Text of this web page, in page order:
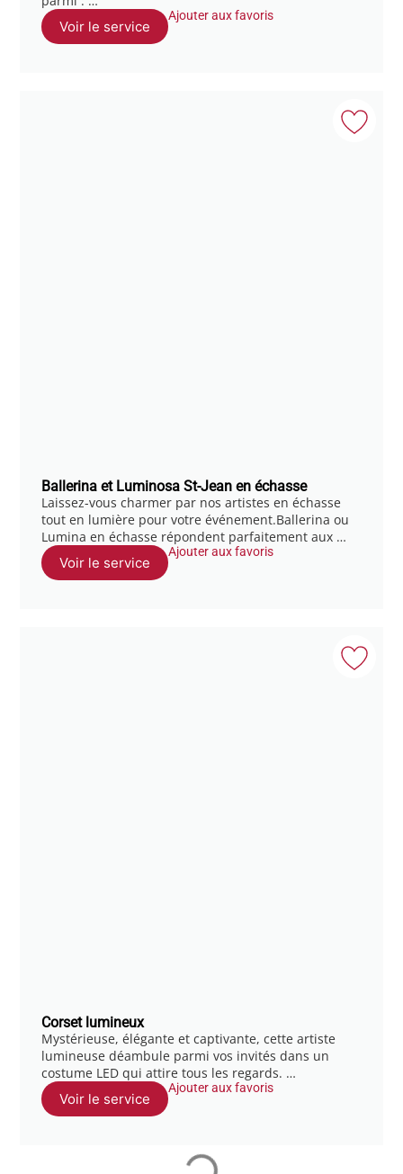
Voir le service
Ajouter aux favoris
Ballerina et Luminosa St-Jean en échasse
Laissez-vous charmer par nos artistes en échasse
tout en lumière pour votre événement.Ballerina ou
Lumina en échasse répondent parfaitement aux …
Voir le service
Ajouter aux favoris
Corset lumineux
Mystérieuse, élégante et captivante, cette artiste
lumineuse déambule parmi vos invités dans un
costume LED qui attire tous les regards. …
Voir le service
Ajouter aux favoris